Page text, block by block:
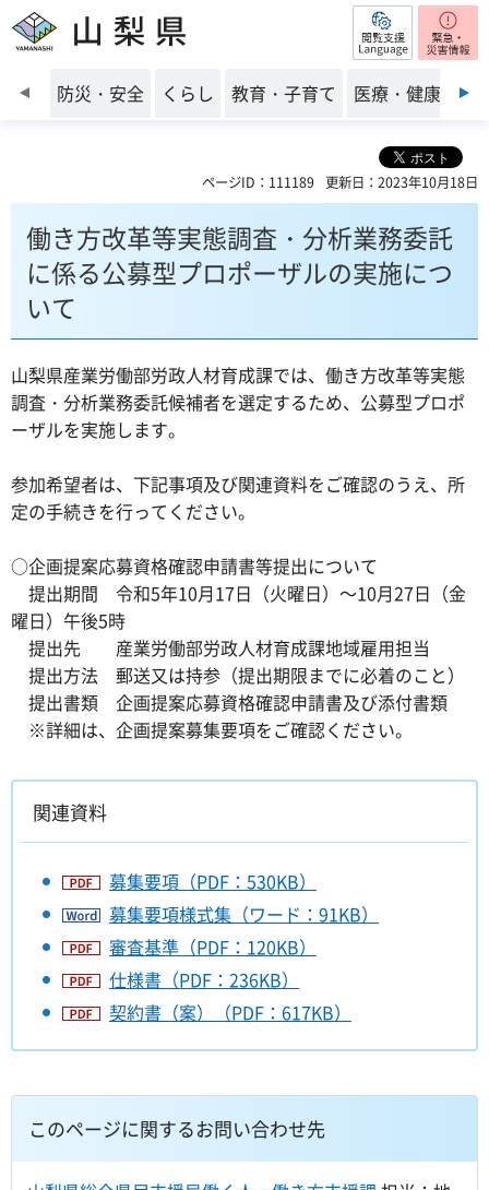
山梨県 閲覧支援
前のスライドを表示
防災・安全 くらし 教育・子育て 医療・健康・福
ページID：111189 更新日：2023年10月18日
働き方改革等実態調査・分析業務委託
に係る公募型プロポーザルの実施につ
いて
山梨県産業労働部労政人材育成課では、働き方改革等実態
調査・分析業務委託候補者を選定するため、公募型プロポ
ーザルを実施します。
参加希望者は、下記事項及び関連資料をご確認のうえ、所
定の手続きを行ってください。
○企画提案応募資格確認申請書等提出について
提出期間 令和5年10月17日（火曜日）～10月27日（金
曜日）午後5時
提出先 産業労働部労政人材育成課地域雇用担当
提出方法 郵送又は持参（提出期限までに必着のこと）
提出書類 企画提案応募資格確認申請書及び添付書類
※詳細は、企画提案募集要項をご確認ください。
関連資料
募集要項（PDF：530KB）
募集要項様式集（ワード：91KB）
審査基準（PDF：120KB）
仕様書（PDF：236KB）
契約書（案）（PDF：617KB）
このページに関するお問い合わせ先